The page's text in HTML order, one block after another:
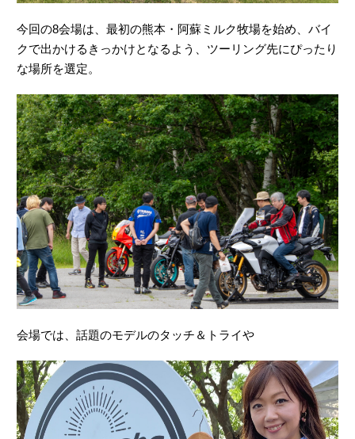
今回の8会場は、最初の熊本・阿蘇ミルク牧場を始め、バイ
クで出かけるきっかけとなるよう、ツーリング先にぴったり
な場所を選定。
会場では、話題のモデルのタッチ＆トライや